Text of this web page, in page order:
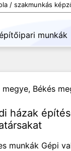
/ szakmunkás
munkák
megye, Békés
házak
munkák Gépi